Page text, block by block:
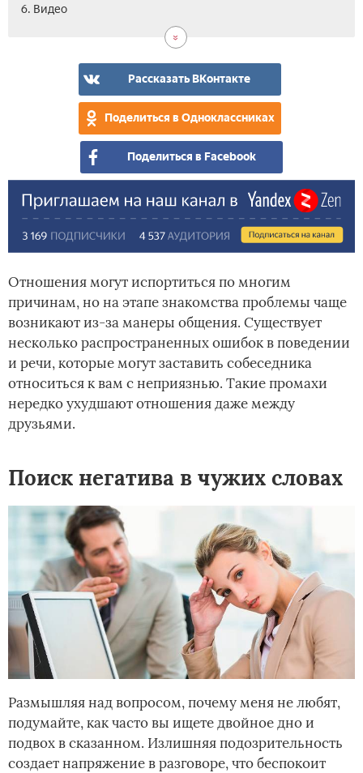
6. Видео
Рассказать ВКонтакте
Поделиться в Одноклассниках
Поделиться в Facebook
Отношения могут испортиться по многим
причинам, но на этапе знакомства проблемы чаще
возникают из-за манеры общения. Существует
несколько распространенных ошибок в поведении
и речи, которые могут заставить собеседника
относиться к вам с неприязнью. Такие промахи
нередко ухудшают отношения даже между
друзьями.
Поиск негатива в чужих словах
Размышляя над вопросом, почему меня не любят,
подумайте, как часто вы ищете двойное дно и
подвох в сказанном. Излишняя подозрительность
создает напряжение в разговоре, что беспокоит